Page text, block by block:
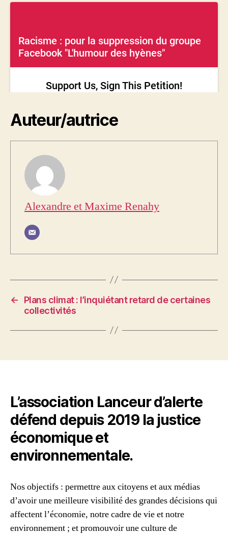
Auteur/autrice
Alexandre et Maxime Renahy
←
Plans climat : l’inquiétant retard de certaines
collectivités
L’association Lanceur d’alerte
défend depuis 2019 la justice
économique et
environnementale.
Nos objectifs : permettre aux citoyens et aux médias
d’avoir une meilleure visibilité des grandes décisions qui
affectent l’économie, notre cadre de vie et notre
environnement ; et promouvoir une culture de